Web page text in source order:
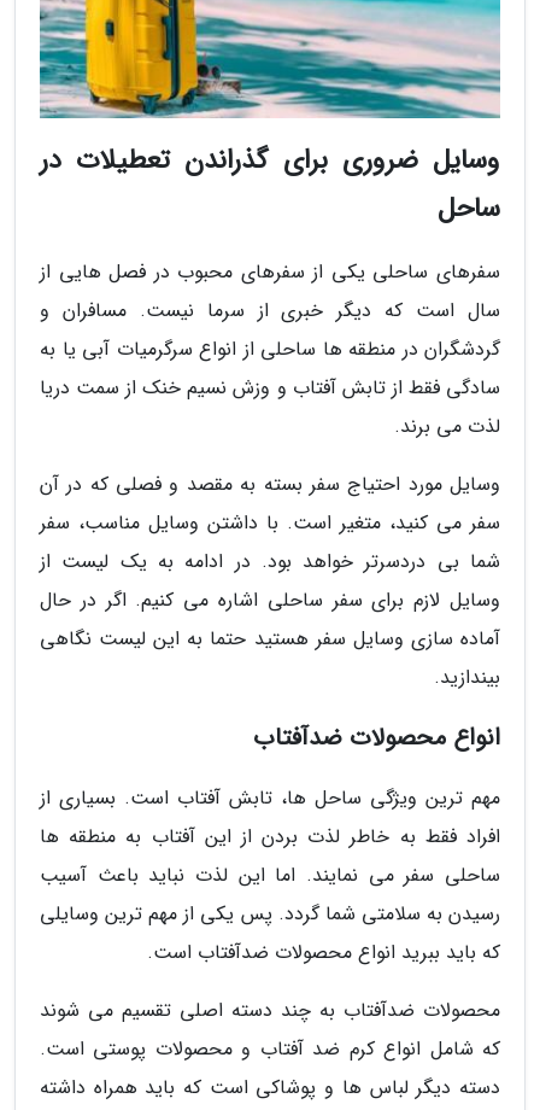
وسایل ضروری برای گذراندن تعطیلات در
ساحل
سفرهای ساحلی یکی از سفرهای محبوب در فصل هایی از
سال است که دیگر خبری از سرما نیست. مسافران و
گردشگران در منطقه ها ساحلی از انواع سرگرمیات آبی یا به
سادگی فقط از تابش آفتاب و وزش نسیم خنک از سمت دریا
لذت می برند.
وسایل مورد احتیاج سفر بسته به مقصد و فصلی که در آن
سفر می کنید، متغیر است. با داشتن وسایل مناسب، سفر
شما بی دردسرتر خواهد بود. در ادامه به یک لیست از
وسایل لازم برای سفر ساحلی اشاره می کنیم. اگر در حال
آماده سازی وسایل سفر هستید حتما به این لیست نگاهی
بیندازید.
انواع محصولات ضدآفتاب
مهم ترین ویژگی ساحل ها، تابش آفتاب است. بسیاری از
افراد فقط به خاطر لذت بردن از این آفتاب به منطقه ها
ساحلی سفر می نمایند. اما این لذت نباید باعث آسیب
رسیدن به سلامتی شما گردد. پس یکی از مهم ترین وسایلی
که باید ببرید انواع محصولات ضدآفتاب است.
محصولات ضدآفتاب به چند دسته اصلی تقسیم می شوند
که شامل انواع کرم ضد آفتاب و محصولات پوستی است.
دسته دیگر لباس ها و پوشاکی است که باید همراه داشته